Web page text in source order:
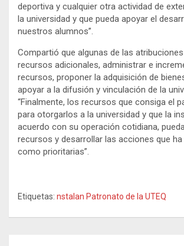
deportiva y cualquier otra actividad de
la universidad y que pueda apoyar el
nuestros alumnos”.
Compartió que algunas de las
recursos adicionales, administrar e
recursos, proponer la adquisición de
apoyar a la difusión y vinculación de la
“Finalmente, los recursos que consiga el
para otorgarlos a la universidad y que la
acuerdo con su operación cotidiana,
recursos y desarrollar las acciones que
como prioritarias”.
Etiquetas: nstalan Patronato de la UTEQ